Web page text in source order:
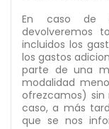
En caso de
devolveremos
incluidos los
los gastos
parte de una
modalidad
ofrezcamos) sin
caso, a más
que se nos